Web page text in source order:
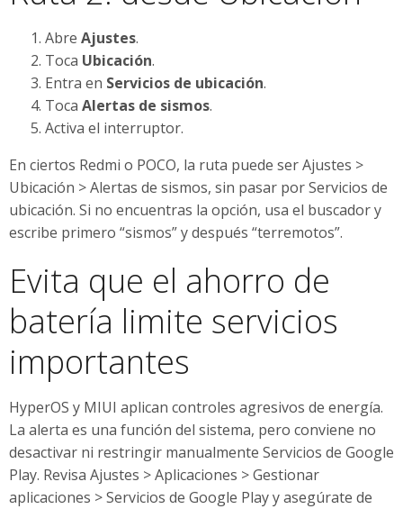
Abre Ajustes.
Toca Ubicación.
Entra en Servicios de ubicación.
Toca Alertas de sismos.
Activa el interruptor.
En ciertos Redmi o POCO, la ruta puede ser Ajustes >
Ubicación > Alertas de sismos, sin pasar por Servicios de
ubicación. Si no encuentras la opción, usa el buscador y
escribe primero “sismos” y después “terremotos”.
Evita que el ahorro de
batería limite servicios
importantes
HyperOS y MIUI aplican controles agresivos de energía.
La alerta es una función del sistema, pero conviene no
desactivar ni restringir manualmente Servicios de Google
Play. Revisa Ajustes > Aplicaciones > Gestionar
aplicaciones > Servicios de Google Play y asegúrate de